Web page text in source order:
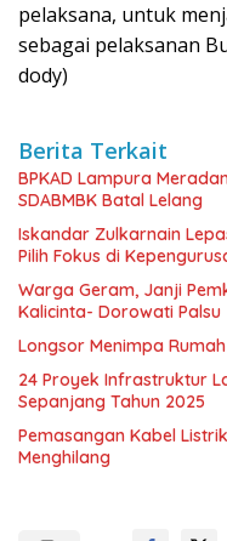
pelaksana, untuk
sebagai pelaksanan
dody)
Berita Terkait
BPKAD Lampura
SDABMBK Batal Lelang
Iskandar Zulkarnain
Pilih Fokus di
Warga Geram, Janji
Kalicinta- Dorowati Palsu
Longsor Menimpa
24 Proyek Infrastruktur
Sepanjang Tahun 2025
Pemasangan Kabel
Menghilang